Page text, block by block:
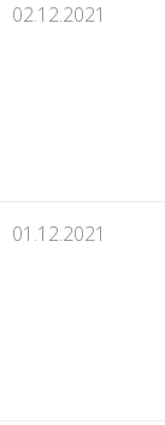
02.12.2021
01.12.2021